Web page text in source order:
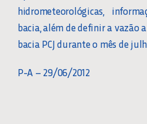
hidrometeorológicas,
bacia, além de definir a vazão
bacia PCJ durante o mês de
P-A – 29/06/2012